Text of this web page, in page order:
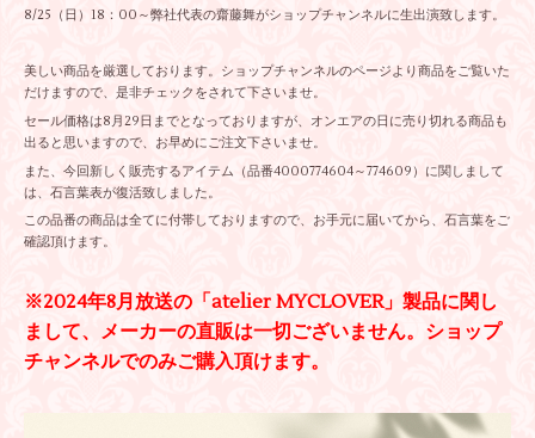
8/25（日）18：00～弊社代表の齋藤舞がショップチャンネルに生出演致します。
美しい商品を厳選しております。ショップチャンネルのページより商品をご覧いた
だけますので、是非チェックをされて下さいませ。
セール価格は8月29日までとなっておりますが、オンエアの日に売り切れる商品も
出ると思いますので、お早めにご注文下さいませ。
また、今回新しく販売するアイテム（品番4000774604～774609）に関しまして
は、石言葉表が復活致しました。
この品番の商品は全てに付帯しておりますので、お手元に届いてから、石言葉をご
確認頂けます。
※2024年8月放送の「atelier MYCLOVER」製品に関し
まして、メーカーの直販は一切ございません。ショップ
チャンネルでのみご購入頂けます。